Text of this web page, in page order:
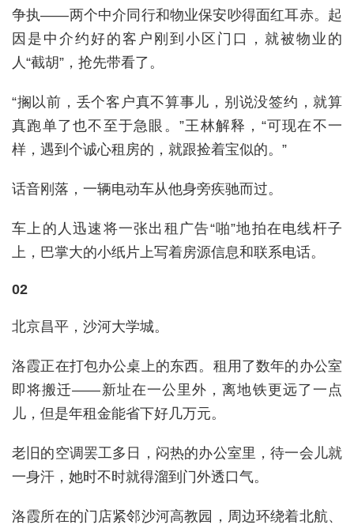
争执——两个中介同行和物业保安吵得面红耳赤。起
因是中介约好的客户刚到小区门口，就被物业的
人“截胡”，抢先带看了。
“搁以前，丢个客户真不算事儿，别说没签约，就算
真跑单了也不至于急眼。”王林解释，“可现在不一
样，遇到个诚心租房的，就跟捡着宝似的。”
话音刚落，一辆电动车从他身旁疾驰而过。
车上的人迅速将一张出租广告“啪”地拍在电线杆子
上，巴掌大的小纸片上写着房源信息和联系电话。
02
北京昌平，沙河大学城。
洛霞正在打包办公桌上的东西。租用了数年的办公室
即将搬迁——新址在一公里外，离地铁更远了一点
儿，但是年租金能省下好几万元。
老旧的空调罢工多日，闷热的办公室里，待一会儿就
一身汗，她时不时就得溜到门外透口气。
洛霞所在的门店紧邻沙河高教园，周边环绕着北航、